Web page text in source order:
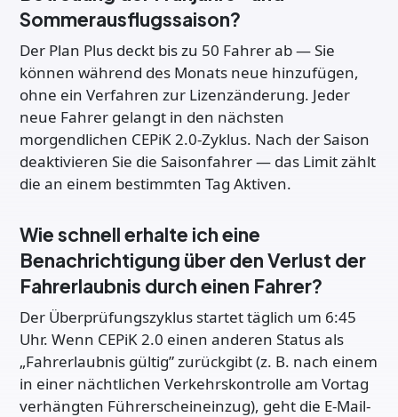
Sommerausflugssaison?
Der Plan Plus deckt bis zu 50 Fahrer ab — Sie
können während des Monats neue hinzufügen,
ohne ein Verfahren zur Lizenzänderung. Jeder
neue Fahrer gelangt in den nächsten
morgendlichen CEPiK 2.0-Zyklus. Nach der Saison
deaktivieren Sie die Saisonfahrer — das Limit zählt
die an einem bestimmten Tag Aktiven.
Wie schnell erhalte ich eine
Benachrichtigung über den Verlust der
Fahrerlaubnis durch einen Fahrer?
Der Überprüfungszyklus startet täglich um 6:45
Uhr. Wenn CEPiK 2.0 einen anderen Status als
„Fahrerlaubnis gültig” zurückgibt (z. B. nach einem
in einer nächtlichen Verkehrskontrolle am Vortag
verhängten Führerscheineinzug), geht die E-Mail-